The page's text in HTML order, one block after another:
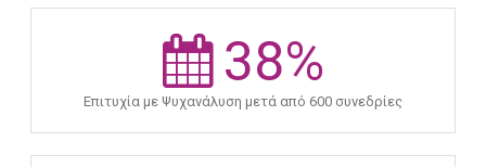
38%
Επιτυχία με Ψυχανάλυση μετά από 600 συνεδρίες